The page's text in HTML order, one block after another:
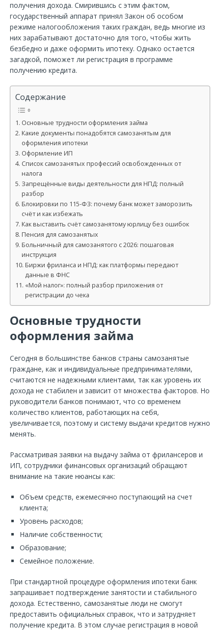
получения дохода. Смирившись с этим фактом,
государственный аппарат принял Закон об особом
режиме налогообложения таких граждан, ведь многие из
них зарабатывают достаточно для того, чтобы жить
безбедно и даже оформить ипотеку. Однако остается
загадкой, поможет ли регистрация в программе
получению кредита.
Содержание
Основные трудности оформления займа
Какие документы понадобятся самозанятым для
оформления ипотеки
Оформление ИП
Список самозанятых профессий освобожденных от
налога
Запрещённые виды деятельности для НПД: полный
разбор
Блокировки по 115-ФЗ: почему банк может заморозить
счёт и как избежать
Как выставить счёт самозанятому юрлицу без ошибок
Пенсия для самозанятых
Больничный для самозанятого с 2026: пошаговая
инструкция
Биржи фриланса и НПД: как платформы передают
данные в ФНС
«Мой налог»: полный разбор приложения от
регистрации до чека
Основные трудности
оформления займа
Сегодня в большинстве банков страны самозанятые
граждане, как и индивидуальные предпринимателями,
считаются не надежными клиентами, так как уровень их
дохода не стабилен и зависит от множества факторов. Но
руководители банков понимают, что со временем
количество клиентов, работающих на себя,
увеличивается, поэтому и систему выдачи кредитов нужно
менять.
Рассматривая заявки на выдачу займа от фрилансеров и
ИП, сотрудники финансовых организаций обращают
внимание на такие нюансы как:
Объем средств, ежемесячно поступающий на счет
клиента;
Уровень расходов;
Наличие собственности;
Образование;
Семейное положение.
При стандартной процедуре оформления ипотеки банк
запрашивает подтверждение занятости и стабильного
дохода. Естественно, самозанятые люди не смогут
предоставить официальных справок, что и затрудняет
получение кредита. В этом случае регистрация в новой